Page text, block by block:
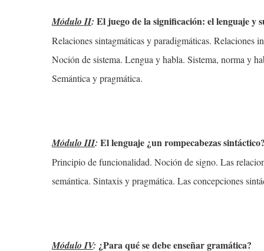
Módulo II: El juego de la significación: el lenguaje y
Relaciones sintagmáticas y paradigmáticas. Relaciones
Noción de sistema. Lengua y habla. Sistema, norma y
Semántica y pragmática.
Módulo III: El lenguaje ¿un rompecabezas
Principio de funcionalidad. Noción de signo. Las
semántica. Sintaxis y pragmática. Las concepciones
Módulo IV: ¿Para qué se debe enseñar gramática?